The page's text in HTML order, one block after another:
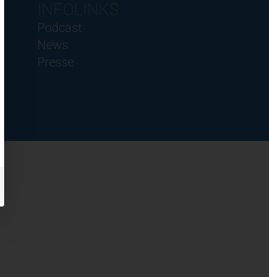
Podcast
News
Presse